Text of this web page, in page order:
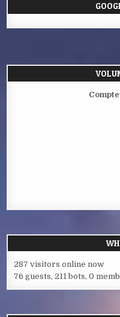
287 visitors online now
76 guests, 211 bots, 0